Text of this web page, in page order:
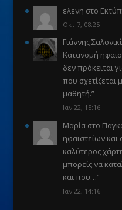
ελενη στο
Οκτ 7, 08:25
Γιάννης
Κατανομή
δεν πρόκειται
που σχετίζεται
μαθητή.”
Ιαν 22, 15:16
Μαρίαστο
ηφαιστείων και
καλύτερος
μπορείς να
και που…”
Ιαν 22, 14:16